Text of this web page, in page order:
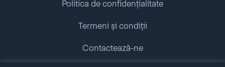
Politica de confidențialitate
Termeni și condiții
Contactează-ne